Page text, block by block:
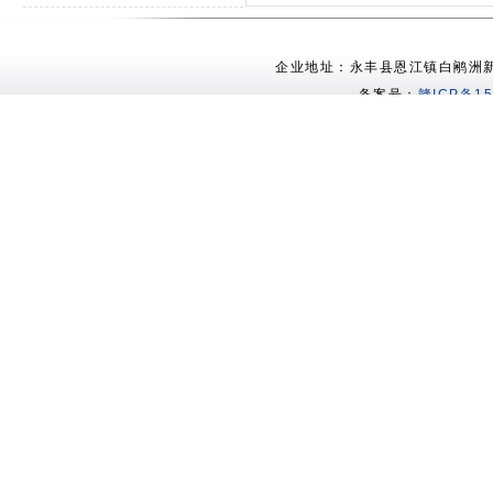
企业地址：永丰县恩江镇白鹇
备案号： 赣ICP备